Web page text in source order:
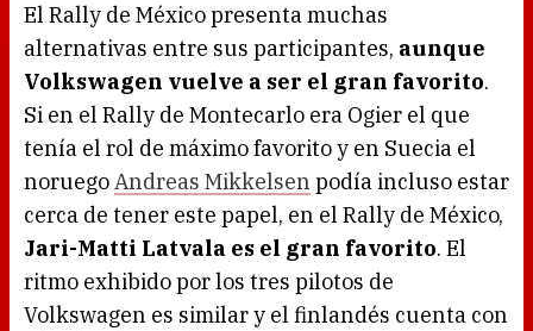
El Rally de México presenta muchas
alternativas entre sus participantes, aunque
Volkswagen vuelve a ser el gran favorito.
Si en el Rally de Montecarlo era Ogier el que
tenía el rol de máximo favorito y en Suecia el
noruegoAndreas Mikkelsen podía incluso estar
cerca de tener este papel, en el Rally de México,
Jari-Matti Latvala es el gran favorito. El
ritmo exhibido por los tres pilotos de
Volkswagen es similar y el finlandés cuenta con